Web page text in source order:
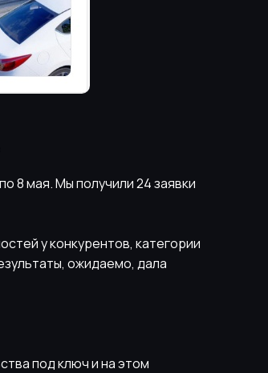
8 мая. Мы получили 24 заявки
у конкурентов, категории
ожидаемо, дала
под ключ и на этом